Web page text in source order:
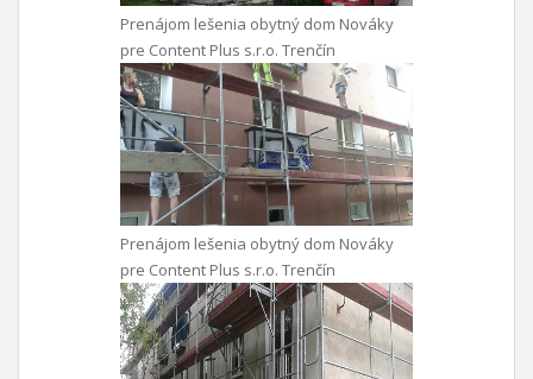
Prenájom lešenia obytný dom Nováky
pre Content Plus s.r.o. Trenčín
Prenájom lešenia obytný dom Nováky
pre Content Plus s.r.o. Trenčín